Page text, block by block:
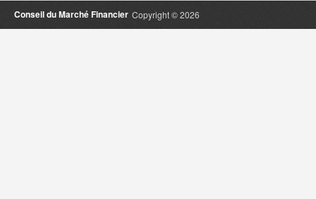
Copyright © 2026
Conseil du Marché Financier